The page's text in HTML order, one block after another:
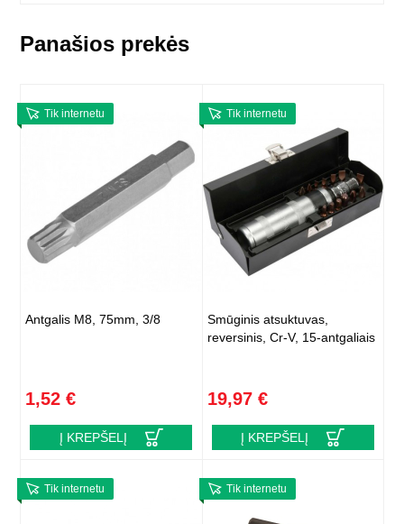
Panašios prekės
Tik internetu
Antgalis M8, 75mm, 3/8
1,52 €
Į KREPŠELĮ
Tik internetu
Smūginis atsuktuvas,
reversinis, Cr-V, 15-antgaliais
19,97 €
Į KREPŠELĮ
Tik internetu Tik internetu